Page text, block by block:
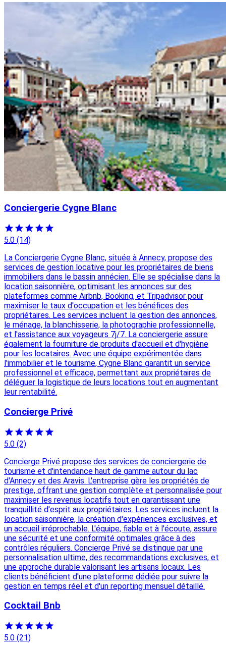
Conciergerie Cygne Blanc
5.0 (14)
La Conciergerie Cygne Blanc, située à Annecy, propose des
services de gestion locative pour les propriétaires de biens
immobiliers dans le bassin annécien. Elle se spécialise dans la
location saisonnière, optimisant les annonces sur des
plateformes comme Airbnb, Booking, et Tripadvisor pour
maximiser le taux d'occupation et les bénéfices des
propriétaires. Les services incluent la gestion des annonces,
le ménage, la blanchisserie, la photographie professionnelle,
et l'assistance aux voyageurs 7j/7. La conciergerie assure
également la fourniture de produits d'accueil et d'hygiène
pour les locataires. Avec une équipe expérimentée dans
l'immobilier et le tourisme, Cygne Blanc garantit un service
professionnel et efficace, permettant aux propriétaires de
déléguer la logistique de leurs locations tout en augmentant
leur rentabilité.
Concierge Privé
5.0 (2)
Concierge Privé propose des services de conciergerie de
tourisme et d'intendance haut de gamme autour du lac
d'Annecy et des Aravis. L'entreprise gère les propriétés de
prestige, offrant une gestion complète et personnalisée pour
maximiser les revenus locatifs tout en garantissant une
tranquillité d'esprit aux propriétaires. Les services incluent la
location saisonnière, la création d'expériences exclusives, et
un accueil irréprochable. L'équipe, fiable et à l'écoute, assure
une sécurité et une conformité optimales grâce à des
contrôles réguliers. Concierge Privé se distingue par une
personnalisation ultime, des recommandations exclusives, et
une approche durable valorisant les artisans locaux. Les
clients bénéficient d'une plateforme dédiée pour suivre la
gestion en temps réel et d'un reporting mensuel détaillé.
Cocktail Bnb
5.0 (21)